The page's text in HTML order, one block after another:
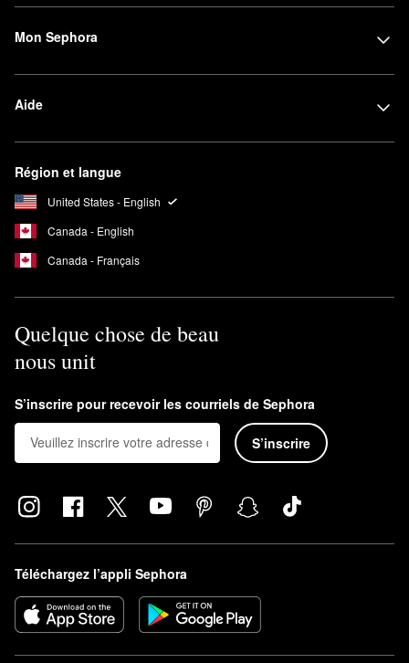
Mon Sephora
Aide
Région et langue
United States - English
Canada - English
Canada - Français
Quelque chose de beau
nous unit
S’inscrire pour recevoir les courriels de Sephora
S’inscrire
Téléchargez l’appli Sephora